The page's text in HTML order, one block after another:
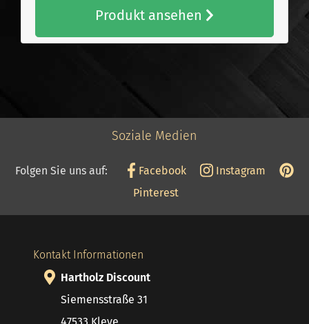
Produkt ansehen
Soziale Medien
Folgen Sie uns auf: Facebook
Instagram
Pinterest
Kontakt Informationen
Hartholz Discount
Siemensstraße 31